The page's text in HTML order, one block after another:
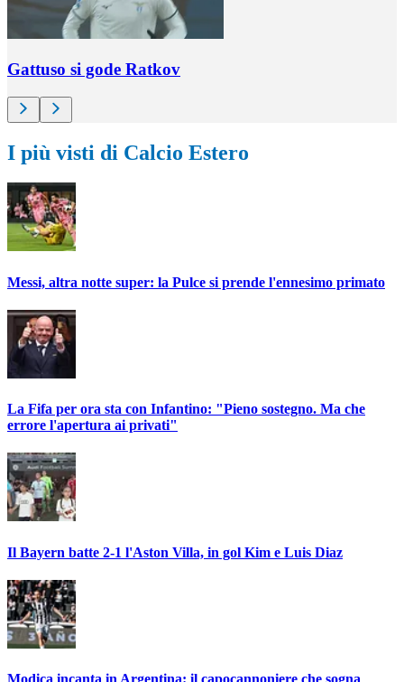
Gattuso si gode Ratkov
I più visti di Calcio Estero
Messi, altra notte super: la Pulce si prende l'ennesimo primato
La Fifa per ora sta con Infantino: "Pieno sostegno. Ma che
errore l'apertura ai privati"
Il Bayern batte 2-1 l'Aston Villa, in gol Kim e Luis Diaz